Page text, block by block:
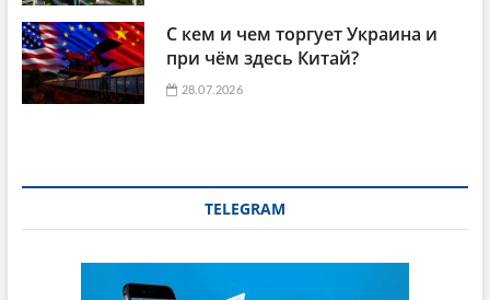
С кем и чем торгует Украина и
при чём здесь Китай?
28.07.2026
TELEGRAM